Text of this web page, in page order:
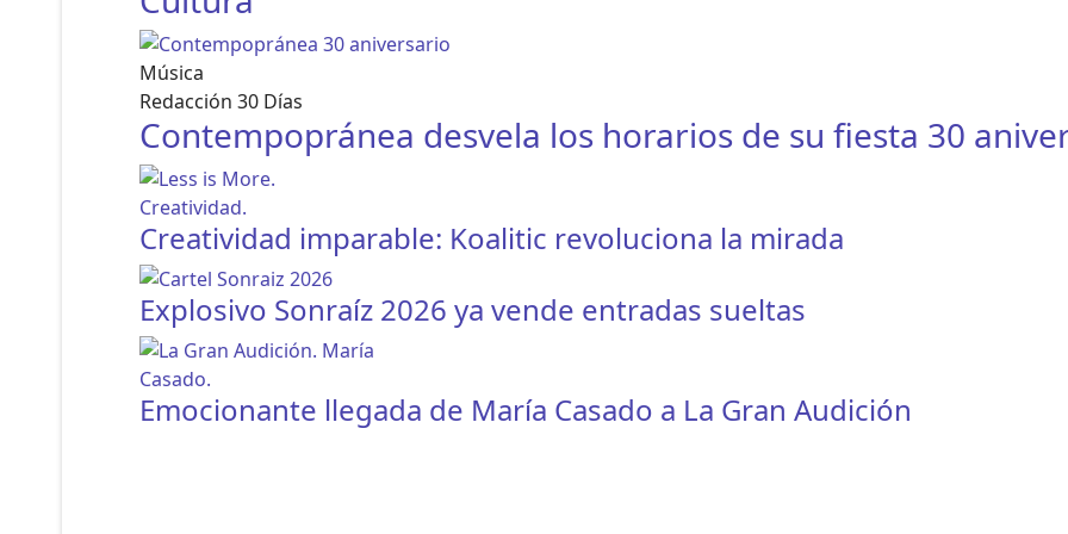
Música
Redacción 30 Días
Contempopránea desvela los horarios de su fiesta 30
Creatividad imparable: Koalitic revoluciona la mirada
Explosivo Sonraíz 2026 ya vende entradas sueltas
Emocionante llegada de María Casado a La Gran Audición